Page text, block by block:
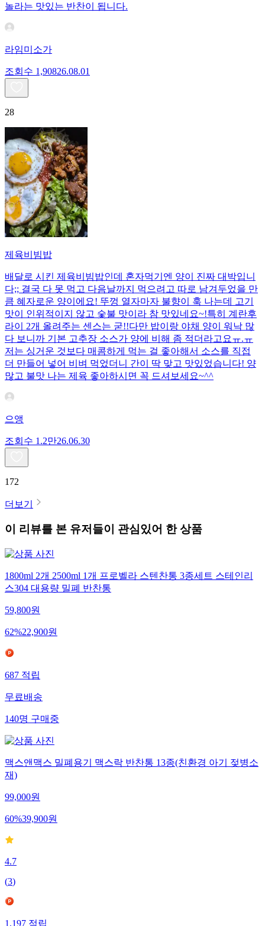
놀라는 맛있는 반찬이 됩니다.
라임미소가
조회수 1,90826.08.01
28
제육비빔밥
배달로 시킨 제육비빔밥인데 혼자먹기엔 양이 진짜 대박입니
다;; 결국 다 못 먹고 다음날까지 먹으려고 따로 남겨두었을 만
큼 혜자로운 양이에요! 뚜껑 열자마자 불향이 훅 나는데 고기
맛이 인위적이지 않고 숯불 맛이라 참 맛있네요~!특히 계란후
라이 2개 올려주는 센스는 굳!! ​다만 밥이랑 야채 양이 워낙 많
다 보니까 기본 고추장 소스가 양에 비해 좀 적더라고요ㅠ.ㅠ
저는 싱거운 것보다 매콤하게 먹는 걸 좋아해서 소스를 직접
더 만들어 넣어 비벼 먹었더니 간이 딱 맞고 맛있었습니다! 양
많고 불맛 나는 제육 좋아하시면 꼭 드셔보세요~^^
으앵
조회수 1.2만26.06.30
172
더보기
이 리뷰를 본 유저들이 관심있어 한 상품
1800ml 2개 2500ml 1개 프로벨라 스텐찬통 3종세트 스테인리
스304 대용량 밀폐 반찬통
59,800원
62%22,900원
687 적립
무료배송
140명 구매중
맥스앤맥스 밀폐용기 맥스락 반찬통 13종(친환경 아기 젖병소
재)
99,000원
60%39,900원
4.7
(3)
1,197 적립